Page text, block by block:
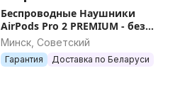
Беспроводные Наушники
AirPods Pro 2 PREMIUM - без
ошибок в iOs 18 и 26.
ГАРАНТИЯ + ПОДАРОК.
Минск, Советский
Гарантия Доставка по Беларуси